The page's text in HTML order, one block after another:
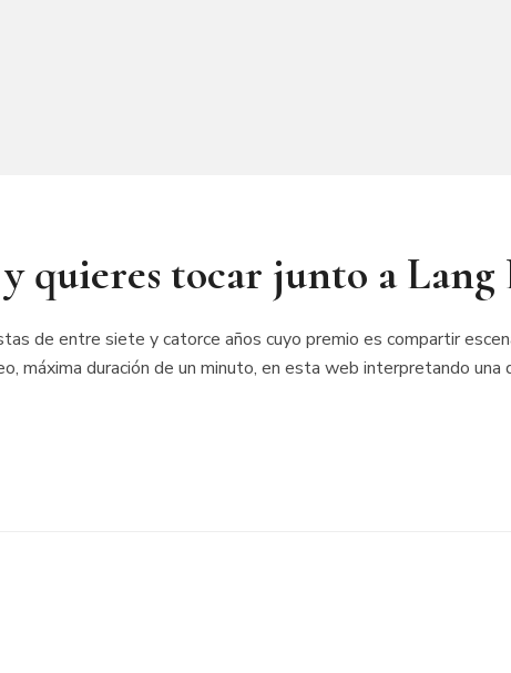
quieres tocar junto a Lang
de entre siete y catorce años cuyo premio es compartir
máxima duración de un minuto, en esta web interpretando